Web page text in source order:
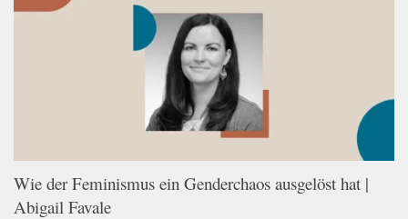
Wie der Feminismus ein Genderchaos ausgelöst hat |
Abigail Favale